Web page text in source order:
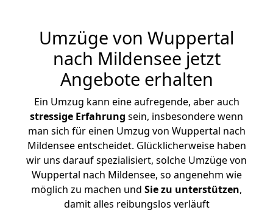
Umzüge von Wuppertal
nach Mildensee jetzt
Angebote erhalten
Ein Umzug kann eine aufregende, aber auch
stressige Erfahrung sein, insbesondere wenn
man sich für einen Umzug von Wuppertal nach
Mildensee entscheidet. Glücklicherweise haben
wir uns darauf spezialisiert, solche Umzüge von
Wuppertal nach Mildensee, so angenehm wie
möglich zu machen und Sie zu unterstützen,
damit alles reibungslos verläuft